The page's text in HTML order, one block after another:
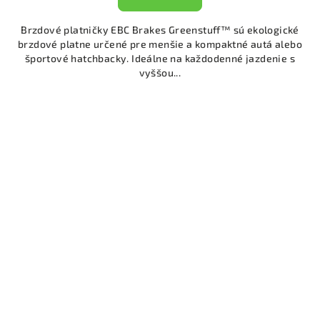
Brzdové platničky EBC Brakes Greenstuff™ sú ekologické
brzdové platne určené pre menšie a kompaktné autá alebo
športové hatchbacky. Ideálne na každodenné jazdenie s
vyššou...